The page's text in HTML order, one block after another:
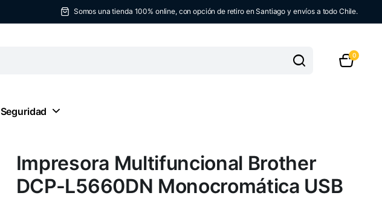
Somos una tienda 100% online, con opción de retiro en Santiago y envíos a todo Chile.
0
Seguridad
Impresora Multifuncional Brother
DCP-L5660DN Monocromática USB